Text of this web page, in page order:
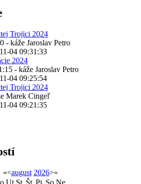
Trojici 2024
- káže Jaroslav Petro
04 09:31:33
2024
- káže Jaroslav Petro
04 09:25:54
Trojici 2024
Marek Cingeľ
04 09:21:35
«<august 2026>»
Ut St Št Pi So Ne